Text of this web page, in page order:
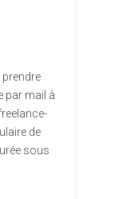
par mail à
de
sous